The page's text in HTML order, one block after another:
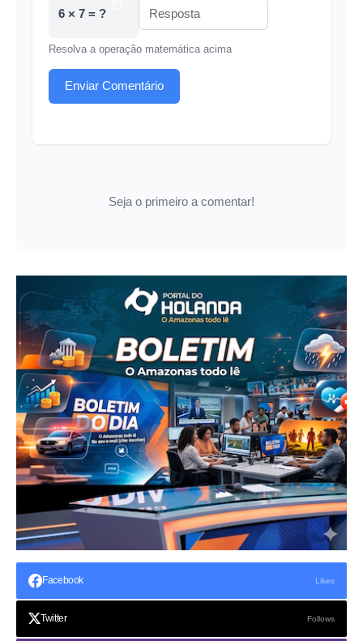
6 × 7 = ?
Resolva a operação matemática acima
Enviar Comentário
Seja o primeiro a comentar!
Facebook Likes
Twitter Follows